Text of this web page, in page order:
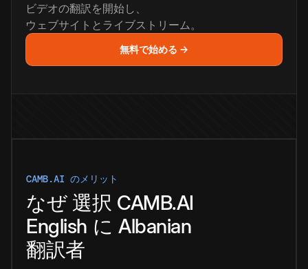
ビデオの翻訳を開始し、
ウェブサイトとライブストリーム。
無料で始める →
CAMB.AI のメリット
なぜ 選択 CAMB.AI
English に Albanian
翻訳者